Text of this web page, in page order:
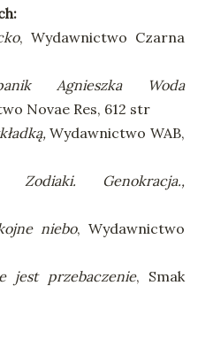
, Wydawnictwo Czarna
Agnieszka Woda
Novae Res, 612 str
Wydawnictwo WAB,
Zodiaki. Genokracja.,
niebo, Wydawnictwo
jest przebaczenie, Smak